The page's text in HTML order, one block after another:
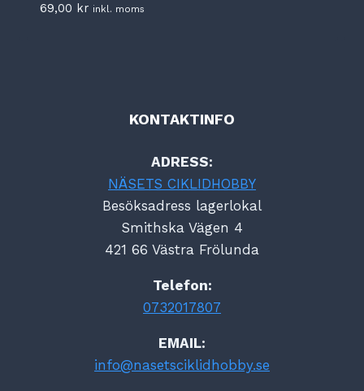
69,00 kr inkl. moms
KONTAKTINFO
ADRESS:
NÄSETS CIKLIDHOBBY
Besöksadress lagerlokal
Smithska Vägen 4
421 66 Västra Frölunda
Telefon:
0732017807
EMAIL:
info@nasetsciklidhobby.se